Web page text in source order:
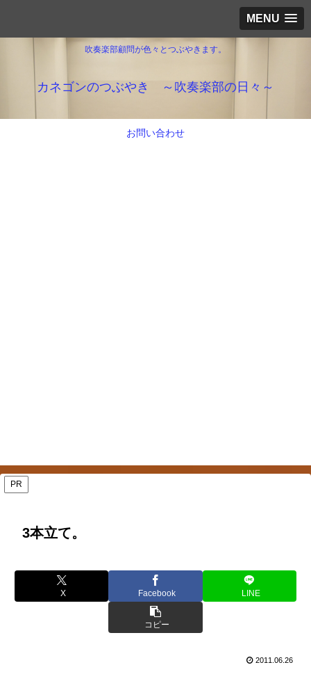
MENU
吹奏楽部顧問が色々とつぶやきます。
カネゴンのつぶやき ～吹奏楽部の日々～
お問い合わせ
PR
3本立て。
X Facebook LINE
コピー
2011.06.26